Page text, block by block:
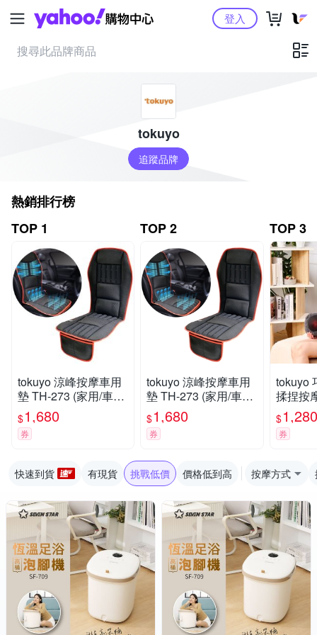
Yahoo購物中心登入
tokuyo
追蹤品牌
熱銷排行榜
TOP 1
tokuyo 涼峰按摩車用
墊 TH-273 (家用/車用/
電競)
$1,680
券
TOP 2
tokuyo 涼峰按摩車用
墊 TH-273 (家用/車用/
電競)
$1,680
券
TOP 3
tokuyo
揉捏按
$1,280
券
快速到貨 有現貨 挑戰低價 價格低到高 按摩方式